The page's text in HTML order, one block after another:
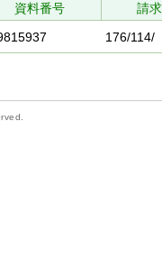
資料番号
請
176/114/